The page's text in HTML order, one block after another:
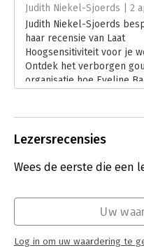
Hoofdrubriek:
Judith Niekel-Sjoerds | 2
Judith Niekel-Sjoerds
haar recensie van Laat
Hoogsensitiviteit voor je
Ontdek het verborgen
organisatie hoe Eveline
voor leidinggevenden die
praktische handvatten
Lezersrecensies
Wees de eerste die een
Uw
Log in om uw waardering te